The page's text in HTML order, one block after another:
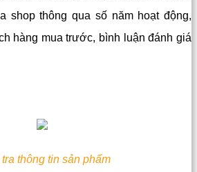
shop thông qua số năm hoạt động,
hàng mua trước, bình luận đánh giá
thông tin sản phẩm